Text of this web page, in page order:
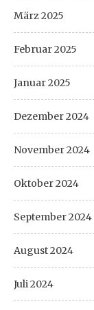
März 2025
Februar 2025
Januar 2025
Dezember 2024
November 2024
Oktober 2024
September 2024
August 2024
Juli 2024